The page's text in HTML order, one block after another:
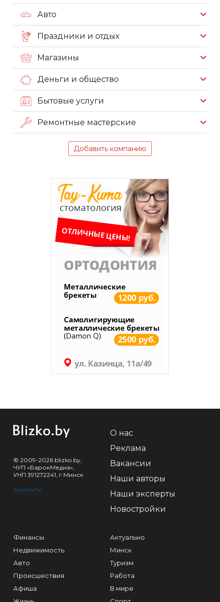
Авто
Праздники и отдых
Магазины
Деньги и общество
Бытовые услуги
Ремонтные мастерские
Добавить компанию
© 2009-2026 blizko.by,
ЧУП «БарокМедиа»,
УНП 391272241, г.Минск
Контакты
О нас
Реклама
Вакансии
Наши авторы
Наши эксперты
Новостройки
Финансы
Недвижимость
Авто
Происшествия
Афиша
Актуально
Минск
Туризм
Работа
В мире